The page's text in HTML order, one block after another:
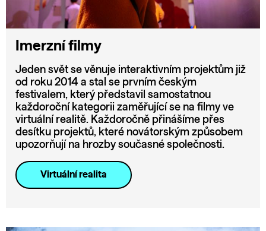
Imerzní filmy
Jeden svět se věnuje interaktivním projektům již
od roku 2014 a stal se prvním českým
festivalem, který představil samostatnou
každoroční kategorii zaměřující se na filmy ve
virtuální realitě. Každoročně přinášíme přes
desítku projektů, které novátorským způsobem
upozorňují na hrozby současné společnosti.
Virtuální realita